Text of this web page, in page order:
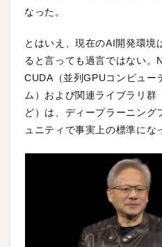
なった。
とはいえ、現在のAI開発環境
ると言っても過言ではない。
CUDA（並列GPUコンピュー
ム）および関連ライブラリ群
ど）は、ディープラーニング
ュニティで事実上の標準にな